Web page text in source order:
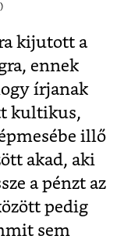
kijutott a
ennek
írjanak
kultikus,
illő
akad, aki
a pénzt az
pedig
sem